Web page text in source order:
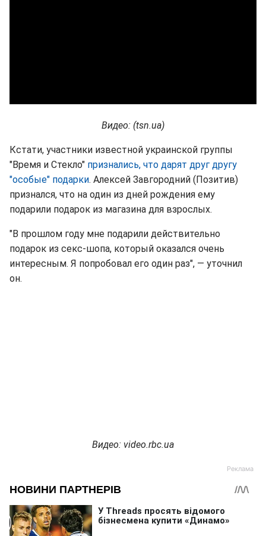
Видео: (tsn.ua)
Кстати, участники известной украинской группы
"Время и Стекло" признались, что дарят друг другу
"особые" подарки. Алексей Завгородний (Позитив)
признался, что на один из дней рождения ему
подарили подарок из магазина для взрослых.
"В прошлом году мне подарили действительно
подарок из секс-шопа, который оказался очень
интересным. Я попробовал его один раз", — уточнил
он.
Видео: video.rbc.ua